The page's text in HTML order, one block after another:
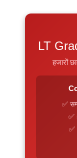
LT
हजारों
✅
✅